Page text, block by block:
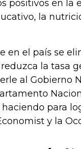
positivos en la
la
en el país se
la tasa
al Gobierno
para
y la